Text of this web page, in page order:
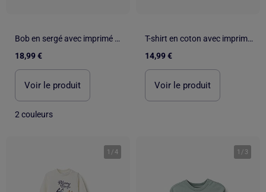
Bob en sergé avec imprimé Bluey
18,99 €
Voir le produit
2 couleurs
T-shirt en coton avec imprimé Bluey et Bingo
14,99 €
Voir le produit
1 /4 1 / 3